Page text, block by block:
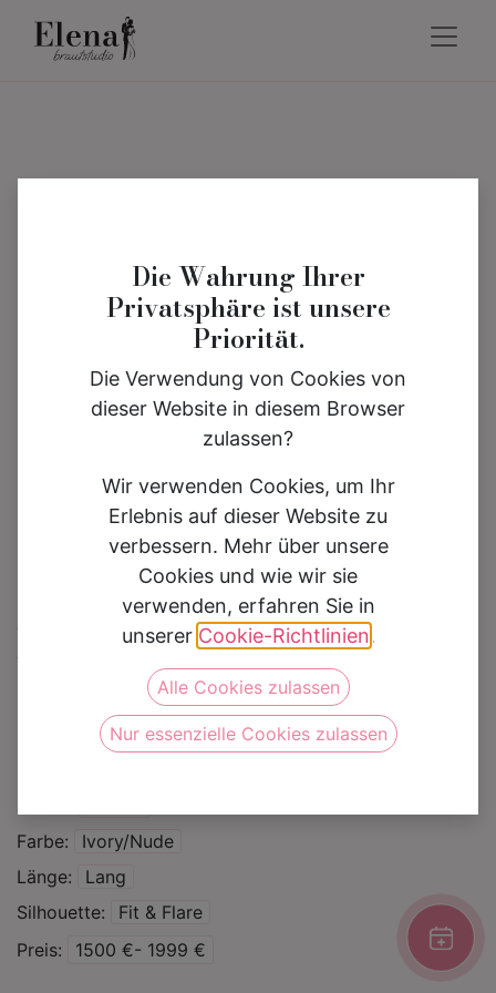
Brautkleid 40056
Auf die Wunschliste
Farbe
Ivory/Nude
Länge
Lang
Silhouette
Fit & Flare
Preis
1500 €- 1999 €
Die Wahrung Ihrer
Privatsphäre ist unsere
Priorität.
Die Verwendung von Cookies von
dieser Website in diesem Browser
zulassen?
Wir verwenden Cookies, um Ihr
Erlebnis auf dieser Website zu
verbessern. Mehr über unsere
Cookies und wie wir sie
verwenden, erfahren Sie in
unserer Cookie-Richtlinien.
Alle Cookies zulassen
Nur essenzielle Cookies zulassen